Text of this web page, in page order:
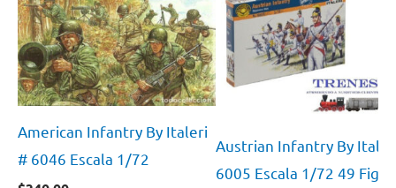
American Infantry By Italeri
# 6046 Escala 1/72
Austrian Infantry By
6005 Escala 1/72 49